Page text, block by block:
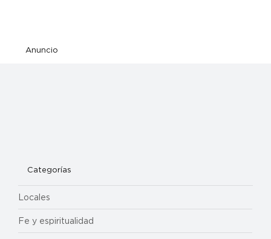
Anuncio
Categorías
Locales
Fe y espiritualidad